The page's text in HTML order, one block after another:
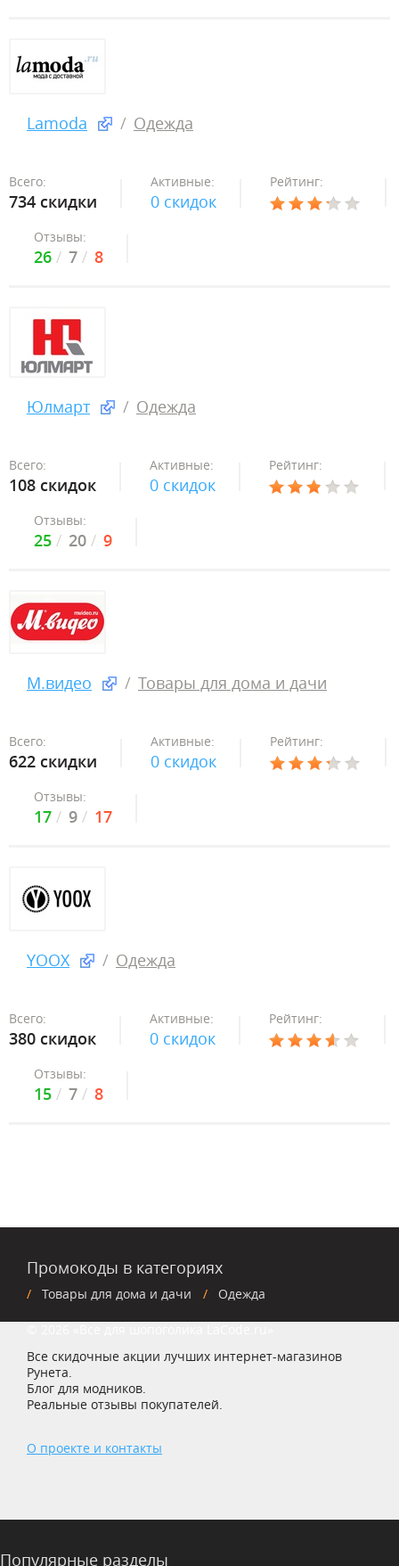
Lamoda Одежда
Всего:
734 скидки
Активные:
0 скидок
Рейтинг:
Отзывы:
26 7 8
Юлмарт Одежда
Всего:
108 скидок
Активные:
0 скидок
Рейтинг:
Отзывы:
25 20 9
М.видео Товары для дома и дачи
Всего:
622 скидки
Активные:
0 скидок
Рейтинг:
Отзывы:
17 9 17
YOOX Одежда
Всего:
380 скидок
Активные:
0 скидок
Рейтинг:
Отзывы:
15 7 8
Промокоды в категориях
Товары для дома и дачи Одежда
Все скидочные акции лучших интернет-магазинов
Рунета.
Блог для модников.
Реальные отзывы покупателей.
О проекте и контакты
Популярные разделы